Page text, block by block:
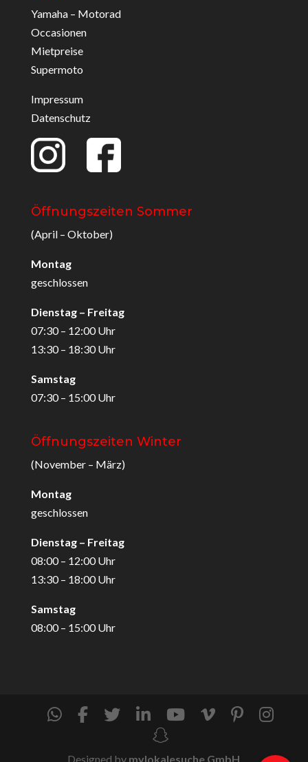
Yamaha – Motorad
Occasionen
Mietpreise
Supermoto
Impressum
Datenschutz
Öffnungszeiten Sommer
(April – Oktober)
Montag
geschlossen
Dienstag – Freitag
07:30 – 12:00 Uhr
13:30 – 18:30 Uhr
Samstag
07:30 – 15:00 Uhr
Öffnungszeiten Winter
(November – März)
Montag
geschlossen
Dienstag – Freitag
08:00 – 12:00 Uhr
13:30 – 18:00 Uhr
Samstag
08:00 – 15:00 Uhr
Designed by mylokalesuche GmbH